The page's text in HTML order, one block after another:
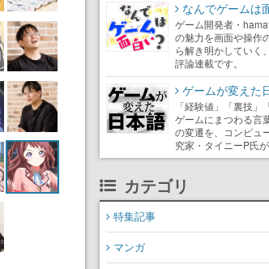
なんでゲームは
ゲーム開発者・
の魅力を画面や操作
ら解き明かしていく
評論連載です。
ゲームが変えた
「経験値」「裏技
ゲームにまつわる言
の変遷を、コンピュ
究家・タイニーP氏が
カテゴリ
特集記事
マンガ